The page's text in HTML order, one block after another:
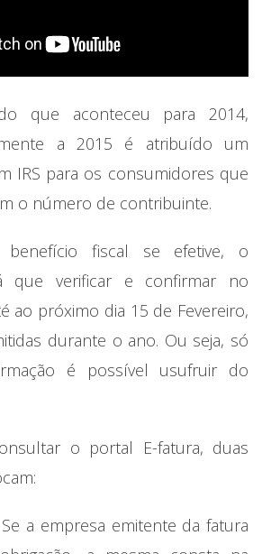
que aconteceu para 2014,
a 2015 é atribuído um
IRS para os consumidores que
o número de contribuinte.
fiscal se efetive, o
que verificar e confirmar no
ao próximo dia 15 de Fevereiro,
durante o ano. Ou seja, só
é possível usufruir do
o portal E-fatura, duas
a empresa emitente da fatura